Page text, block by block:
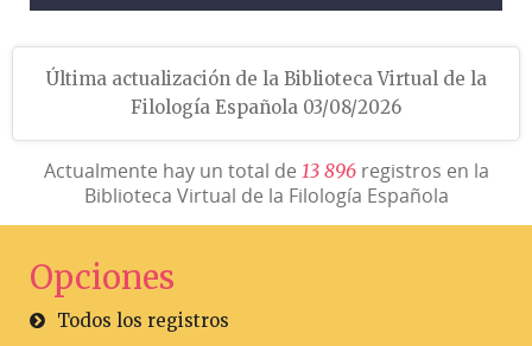
Última actualización de la Biblioteca Virtual de la
Filología Española 03/08/2026
Actualmente hay un total de 13 896registros en la
Biblioteca Virtual de la Filología Española
Opciones
Todos los registros